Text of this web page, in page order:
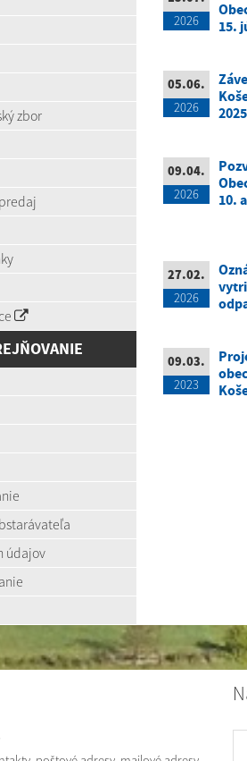
zbor
údajov
2026
15.
05.06.
2026
09.04.
2026
10.
27.02.
2026
09.03.
2023